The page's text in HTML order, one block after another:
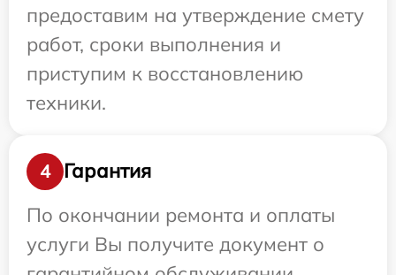
предоставим на утверждение смету
работ, сроки выполнения и
приступим к восстановлению
техники.
4
Гарантия
По окончании ремонта и оплаты
услуги Вы получите документ о